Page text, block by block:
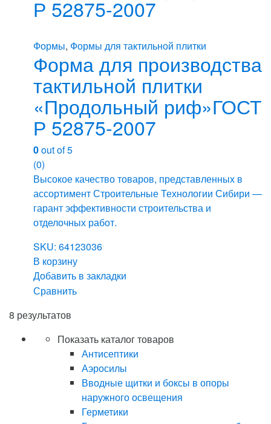
Р 52875-2007
Формы, Формы для тактильной плитки
Форма для производства
тактильной плитки
«Продольный риф»ГОСТ
Р 52875-2007
0out of 5
(0)
Высокое качество товаров, представленных в
ассортимент Строительные Технологии Сибири —
гарант эффективности строительства и
отделочных работ.
SKU: 64123036
В корзину
Добавить в закладки
Сравнить
8 результатов
Показать каталог товаров
Антисептики
Аэросилы
Вводные щитки и боксы в опоры
наружного освещения
Герметики